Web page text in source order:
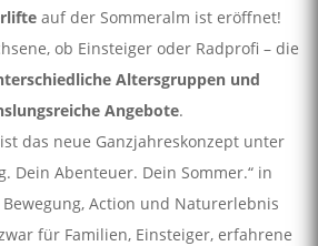
auf der Sommeralm ist eröffnet!
ob Einsteiger oder Radprofi – die
Altersgruppen und
Angebote.
das neue Ganzjahreskonzept unter
Dein Abenteuer. Dein Sommer.“ in
Action und Naturerlebnis
für Familien, Einsteiger, erfahrene